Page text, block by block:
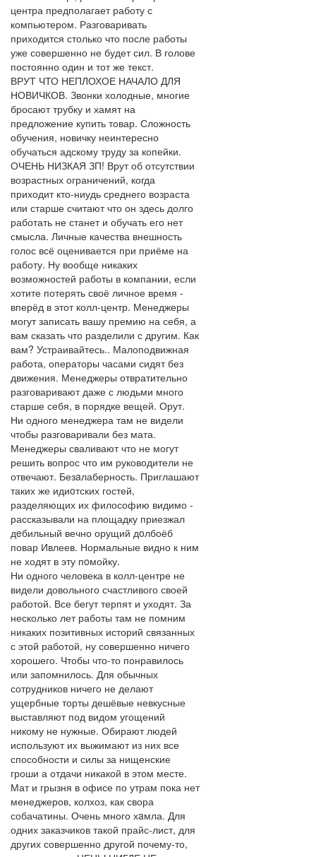
центра предполагает работу с
компьютером. Разговаривать
приходится столько что после работы
уже совершенно не будет сил. В голове
постоянно один и тот же текст.
ВРУТ ЧТО НЕПЛОХОЕ НАЧАЛО ДЛЯ
НОВИЧКОВ. Звонки холодные, многие
бросают трубку и хамят на
предложение купить товар. Сложность
обучения, новичку неинтересно
обучаться адскому труду за копейки.
ОЧЕНЬ НИЗКАЯ ЗП! Врут об отсутствии
возрастных ограничений, когда
приходит кто-ниудь среднего возраста
или старше считают что он здесь долго
работать не станет и обучать его нет
смысла. Личные качества внешность
голос всё оценивается при приёме на
работу. Ну вообще никаких
возможностей работы в компании, если
хотите потерять своё личное время -
вперёд в этот колл-центр. Менеджеры
могут записать вашу премию на себя, а
вам сказать что разделили с другим. Как
вам? Устраивайтесь.. Малоподвижная
работа, операторы часами сидят без
движения. Менеджеры отвратительно
разговаривают даже с людьми много
старше себя, в порядке вещей. Орут.
Ни одного менеджера там не видели
чтобы разговаривали без мата.
Менеджеры сваливают что не могут
решить вопрос что им руководители не
отвечают. Безaлаберность. Приглашают
таких же идиoтских гостей,
разделяющих их философию видимо -
рассказывали на площадку приезжал
дeбильный вечно орущий дoлбоёб
повар Ивлеев. Нормальные видно к ним
не ходят в эту пoмойку.
Ни одного человека в колл-центре не
видели довольного счастливого своей
работой. Все бегут терпят и уходят. За
несколько лет работы там не помним
никаких позитивных историй связанных
с этой работой, ну совершенно ничего
хорошего. Чтобы что-то понравилось
или запомнилось. Для обычных
сотрудников ничего не делают
ущербные торты дешёвые невкусные
выставляют под видом угощений
никому не нужные. Обирают людей
используют их выжимают из них все
способности и силы за нищенские
гроши а отдачи никакой в этом месте.
Мат и грызня в офисе по утрам пока нет
менеджеров, колхоз, как свора
собачатины. Очень много хaмла. Для
одних заказчиков такой прайс-лист, для
других совершенно другой почему-то,